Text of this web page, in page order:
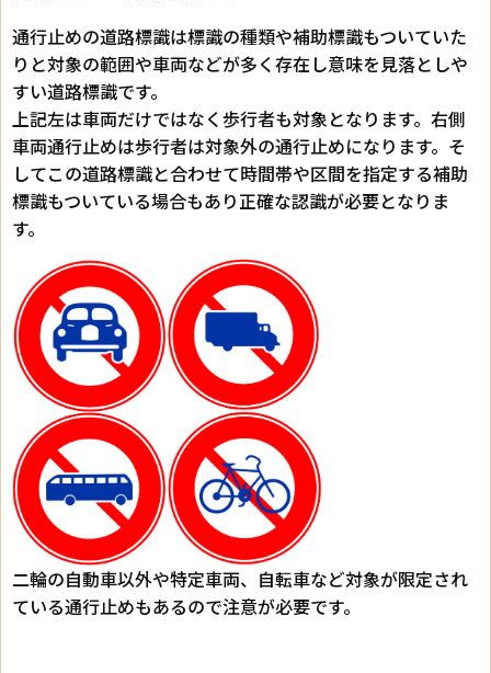
通行止めの道路標識は標識の種類や補助標識もついていた
りと対象の範囲や車両などが多く存在し意味を見落としや
すい道路標識です。
上記左は車両だけではなく歩行者も対象となります。右側
車両通行止めは歩行者は対象外の通行止めになります。そ
してこの道路標識と合わせて時間帯や区間を指定する補助
標識もついている場合もあり正確な認識が必要となりま
す。
二輪の自動車以外や特定車両、自転車など対象が限定され
ている通行止めもあるので注意が必要です。